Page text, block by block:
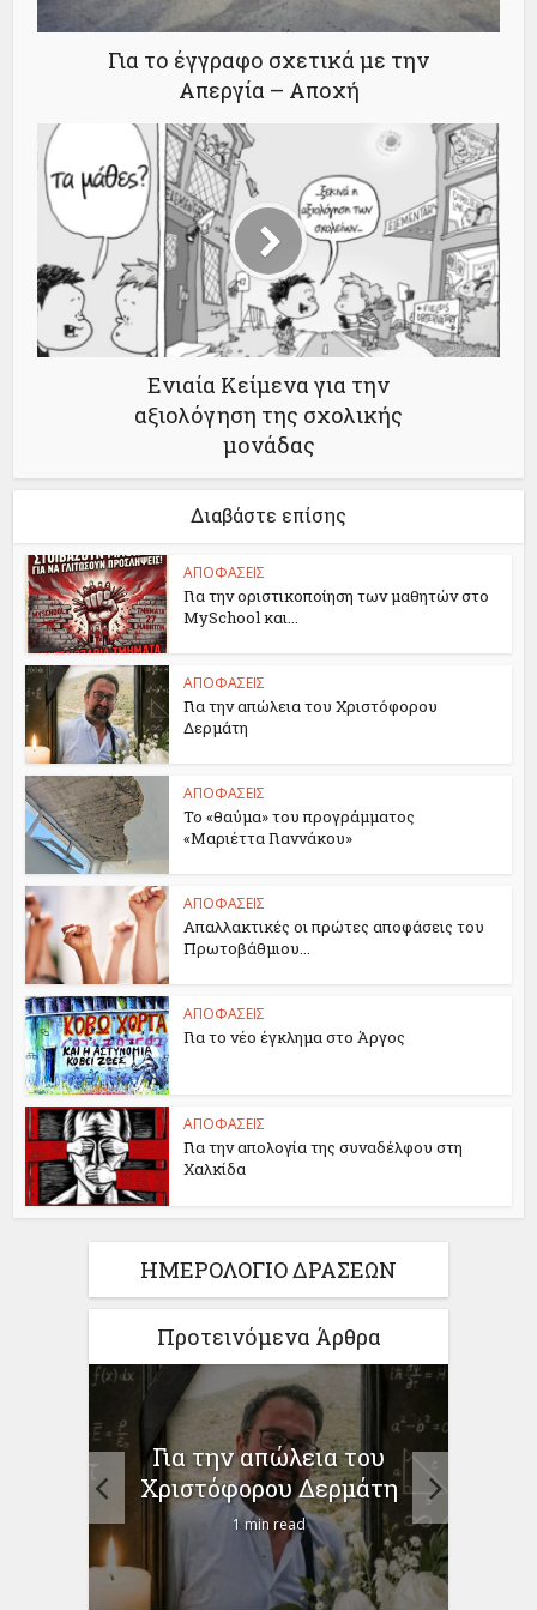
Για το έγγραφο σχετικά με την
Απεργία – Αποχή
Ενιαία Κείμενα για την
αξιολόγηση της σχολικής
μονάδας
Διαβάστε επίσης
ΑΠΟΦΑΣΕΙΣ
Για την οριστικοποίηση των μαθητών στο
MySchool και...
ΑΠΟΦΑΣΕΙΣ
Για την απώλεια του Χριστόφορου
Δερμάτη
ΑΠΟΦΑΣΕΙΣ
Το «θαύμα» του προγράμματος
«Μαριέττα Γιαννάκου»
ΑΠΟΦΑΣΕΙΣ
Απαλλακτικές οι πρώτες αποφάσεις του
Πρωτοβάθμιου...
ΑΠΟΦΑΣΕΙΣ
Για το νέο έγκλημα στο Άργος
ΑΠΟΦΑΣΕΙΣ
Για την απολογία της συναδέλφου στη
Χαλκίδα
ΗΜΕΡΟΛΟΓΙΟ ΔΡΑΣΕΩΝ
Προτεινόμενα Άρθρα
Για την απώλεια του
Χριστόφορου Δερμάτη
1 min read